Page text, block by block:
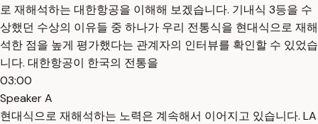
로 재해석하는 대한항공을 이해해 보겠습니다. 기내식 3등을 수
상했던 수상의 이유들 중 하나가 우리 전통식을 현대식으로 재해
석한 점을 높게 평가했다는 관계자의 인터뷰를 확인할 수 있었습
니다. 대한항공이 한국의 전통을
03:00
Speaker A
현대식으로 재해석하는 노력은 계속해서 이어지고 있습니다. LA